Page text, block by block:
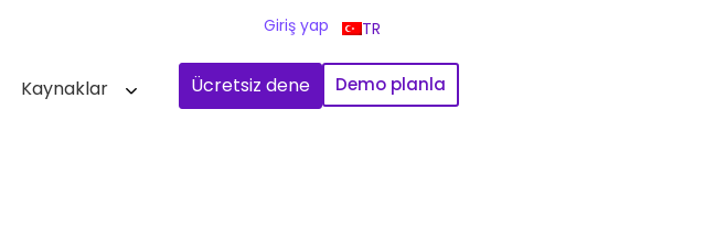
Giriş yap TR
Kaynaklar Ücretsiz dene Demo planla